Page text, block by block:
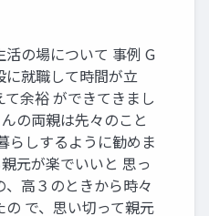
の場について 事例 G
に就職して時間が立
て余裕 ができてきまし
の両親は先々のこと
らしするように勧めま
元が楽でいいと 思っ
、高３のときから時々
の で、思い切って親元